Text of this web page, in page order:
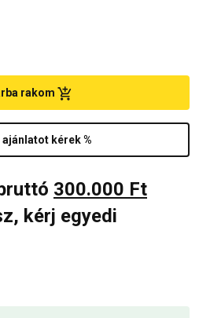
ajánlatot kérek %
rakom
300.000 Ft
kérj egyedi